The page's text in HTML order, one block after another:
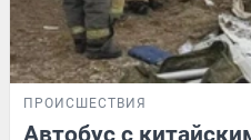
ПРОИСШЕСТВИЯ